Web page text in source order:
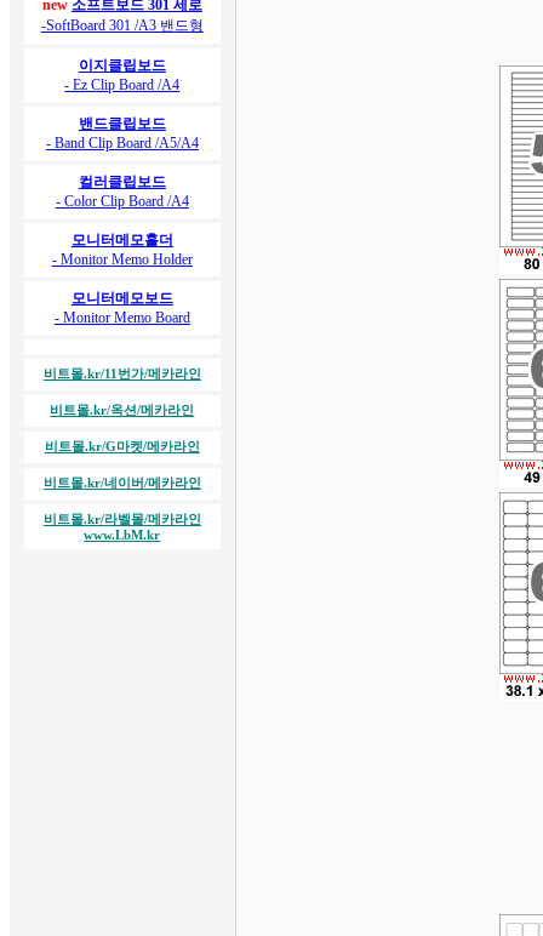
new 소프트보드 301 세로
-SoftBoard 301 /A3 밴드형
이지클립보드
- Ez Clip Board /A4
밴드클립보드
- Band Clip Board /A5/A4
컬러클립보드
- Color Clip Board /A4
모니터메모홀더
- Monitor Memo Holder
모니터메모보드
- Monitor Memo Board
비트몰.kr/11번가/메카라인
비트몰.kr/옥션/메카라인
비트몰.kr/G마켓/메카라인
비트몰.kr/네이버/메카라인
비트몰.kr/라벨몰/메카라인
www.LbM.kr